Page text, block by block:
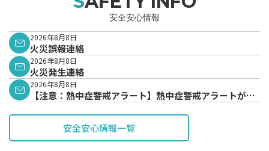
安全安心情報
2026年8月8日
火災誤報連絡
2026年8月8日
火災発生連絡
2026年8月8日
【注意：熱中症警戒アラート】熱中症警戒アラートが発
安全安心情報一覧